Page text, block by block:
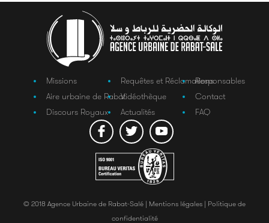
Missions
Aire urbaine de Rabat
Discours Royaux
Requêtes et Réclamations
Vidéothèque
Actualités
Responsables
Contact
FAQ
© 2018 Agence Urbaine de Rabat-Salé | Mentions légales | Politique de
confidentialité